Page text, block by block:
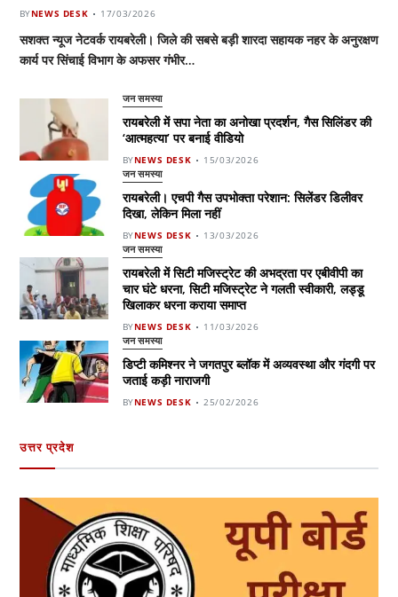
BYNEWS DESK 17/03/2026
सशक्त न्यूज नेटवर्क रायबरेली। जिले की सबसे बड़ी शारदा सहायक नहर के अनुरक्षण
कार्य पर सिंचाई विभाग के अफसर गंभीर…
जन समस्या
रायबरेली में सपा नेता का अनोखा प्रदर्शन, गैस सिलिंडर की
‘आत्महत्या’ पर बनाई वीडियो
BYNEWS DESK 15/03/2026
जन समस्या
रायबरेली। एचपी गैस उपभोक्ता परेशान: सिलेंडर डिलीवर
दिखा, लेकिन मिला नहीं
BYNEWS DESK 13/03/2026
जन समस्या
रायबरेली में सिटी मजिस्ट्रेट की अभद्रता पर एबीवीपी का
चार घंटे धरना, सिटी मजिस्ट्रेट ने गलती स्वीकारी, लड्डू
खिलाकर धरना कराया समाप्त
BYNEWS DESK 11/03/2026
जन समस्या
डिप्टी कमिश्नर ने जगतपुर ब्लॉक में अव्यवस्था और गंदगी पर
जताई कड़ी नाराजगी
BYNEWS DESK 25/02/2026
उत्तर प्रदेश